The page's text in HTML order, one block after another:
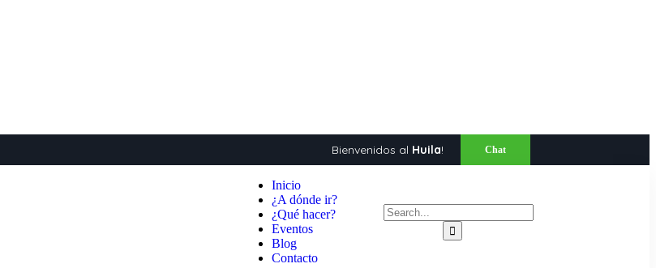
Bienvenidos al Huila! Chat
Inicio
¿A dónde ir?
¿Qué hacer?
Eventos
Blog
Contacto